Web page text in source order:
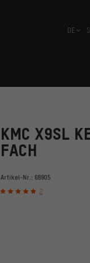
DE
KMC X9SL
FACH
Artikel-Nr.: 68905
2